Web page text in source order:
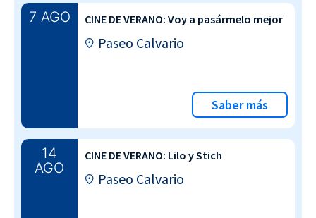
7 AGO CINE DE VERANO: Voy a pasármelo mejor
Paseo Calvario
Saber más
14
AGO
CINE DE VERANO: Lilo y Stich
Paseo Calvario